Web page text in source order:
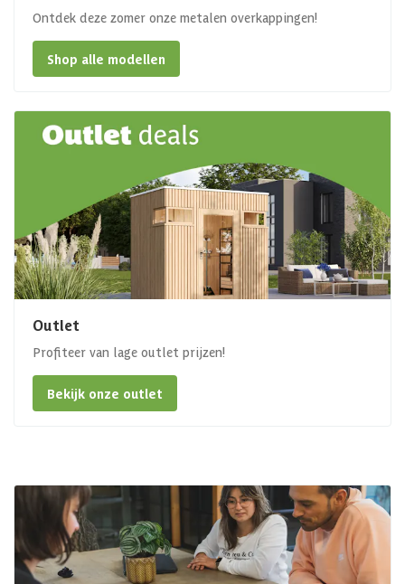
Ontdek deze zomer onze metalen overkappingen!
Shop alle modellen
Outlet
Profiteer van lage outlet prijzen!
Bekijk onze outlet